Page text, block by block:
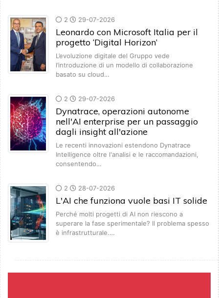
2 29-07-2026
Leonardo con Microsoft Italia per il
progetto ‘Digital Horizon’
L’evoluzione digitale del Gruppo vede
l’introduzione di un modello di collaborazione
basato su cloud…
2 29-07-2026
Dynatrace, operazioni autonome
nell'AI enterprise per un passaggio
dagli insight all'azione
Le recenti innovazioni estendono Dynatrace
Intelligence oltre l'analisi e le raccomandazioni,
consentendo…
2 28-07-2026
L'AI che funziona vuole basi IT solide
Perché molti progetti di AI non riescono a
superare la fase sperimentale? Il problema spesso
è infrastrutturale.…